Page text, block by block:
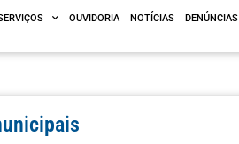
OUVIDORIA NOTÍCIAS DENÚNCIAS